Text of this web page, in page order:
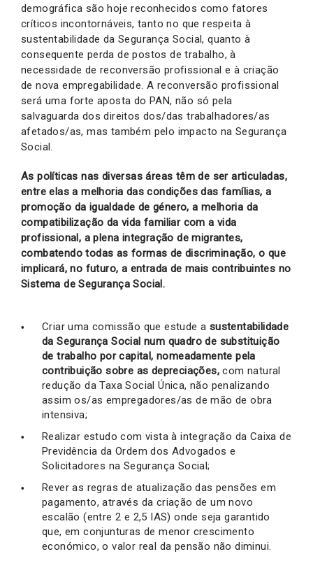
demográfica são hoje reconhecidos como fatores
críticos incontornáveis, tanto no que respeita à
sustentabilidade da Segurança Social, quanto à
consequente perda de postos de trabalho, à
necessidade de reconversão profissional e à criação
de nova empregabilidade. A reconversão profissional
será uma forte aposta do PAN, não só pela
salvaguarda dos direitos dos/das trabalhadores/as
afetados/as, mas também pelo impacto na Segurança
Social.
As políticas nas diversas áreas têm de ser articuladas,
entre elas a melhoria das condições das famílias, a
promoção da igualdade de género, a melhoria da
compatibilização da vida familiar com a vida
profissional, a plena integração de migrantes,
combatendo todas as formas de discriminação, o que
implicará, no futuro, a entrada de mais contribuintes no
Sistema de Segurança Social.
Criar uma comissão que estude a sustentabilidade
da Segurança Social num quadro de substituição
de trabalho por capital, nomeadamente pela
contribuição sobre as depreciações, com natural
redução da Taxa Social Única, não penalizando
assim os/as empregadores/as de mão de obra
intensiva;
Realizar estudo com vista à integração da Caixa de
Previdência da Ordem dos Advogados e
Solicitadores na Segurança Social;
Rever as regras de atualização das pensões em
pagamento, através da criação de um novo
escalão (entre 2 e 2,5 IAS) onde seja garantido
que, em conjunturas de menor crescimento
económico, o valor real da pensão não diminui.